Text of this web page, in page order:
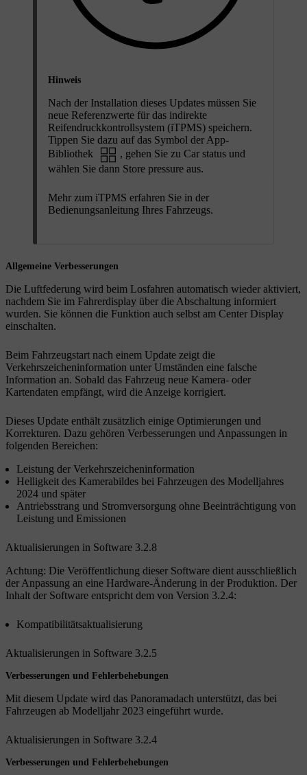
Hinweis
Nach der Installation dieses Updates müssen Sie
neue Referenzwerte für das indirekte
Reifendruckkontrollsystem (iTPMS) speichern.
Tippen Sie dazu auf das Symbol der App-
Bibliothek
, gehen Sie zu Car statusund
wählen Sie dann Store pressure aus.
Mehr zum iTPMS erfahren Sie in der
Bedienungsanleitung Ihres Fahrzeugs.
Allgemeine Verbesserungen
Die Luftfederung wird beim Losfahren automatisch wieder aktiviert,
nachdem Sie im Fahrerdisplay über die Abschaltung informiert
wurden. Sie können die Funktion auch selbst am Center Display
einschalten.
Beim Fahrzeugstart nach einem Update zeigt die
Verkehrszeicheninformation unter Umständen eine falsche
Information an. Sobald das Fahrzeug neue Kamera- oder
Kartendaten empfängt, wird die Anzeige korrigiert.
Dieses Update enthält zusätzlich einige Optimierungen und
Korrekturen. Dazu gehören Verbesserungen und Anpassungen in
folgenden Bereichen:
Leistung der Verkehrszeicheninformation
Helligkeit des Kamerabildes bei Fahrzeugen des Modelljahres
2024 und später
Antriebsstrang und Stromversorgung ohne Beeinträchtigung von
Leistung und Emissionen
Aktualisierungen in Software 3.2.8
Achtung: Die Veröffentlichung dieser Software dient ausschließlich
der Anpassung an eine Hardware-Änderung in der Produktion. Der
Inhalt der Software entspricht dem von Version 3.2.4:
Kompatibilitätsaktualisierung
Aktualisierungen in Software 3.2.5
Verbesserungen und Fehlerbehebungen
Mit diesem Update wird das Panoramadach unterstützt, das bei
Fahrzeugen ab Modelljahr 2023 eingeführt wurde.
Aktualisierungen in Software 3.2.4
Verbesserungen und Fehlerbehebungen